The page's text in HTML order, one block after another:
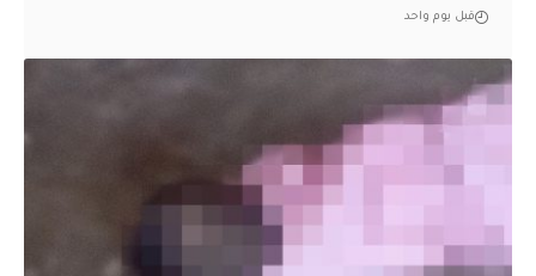
قبل يوم واحد